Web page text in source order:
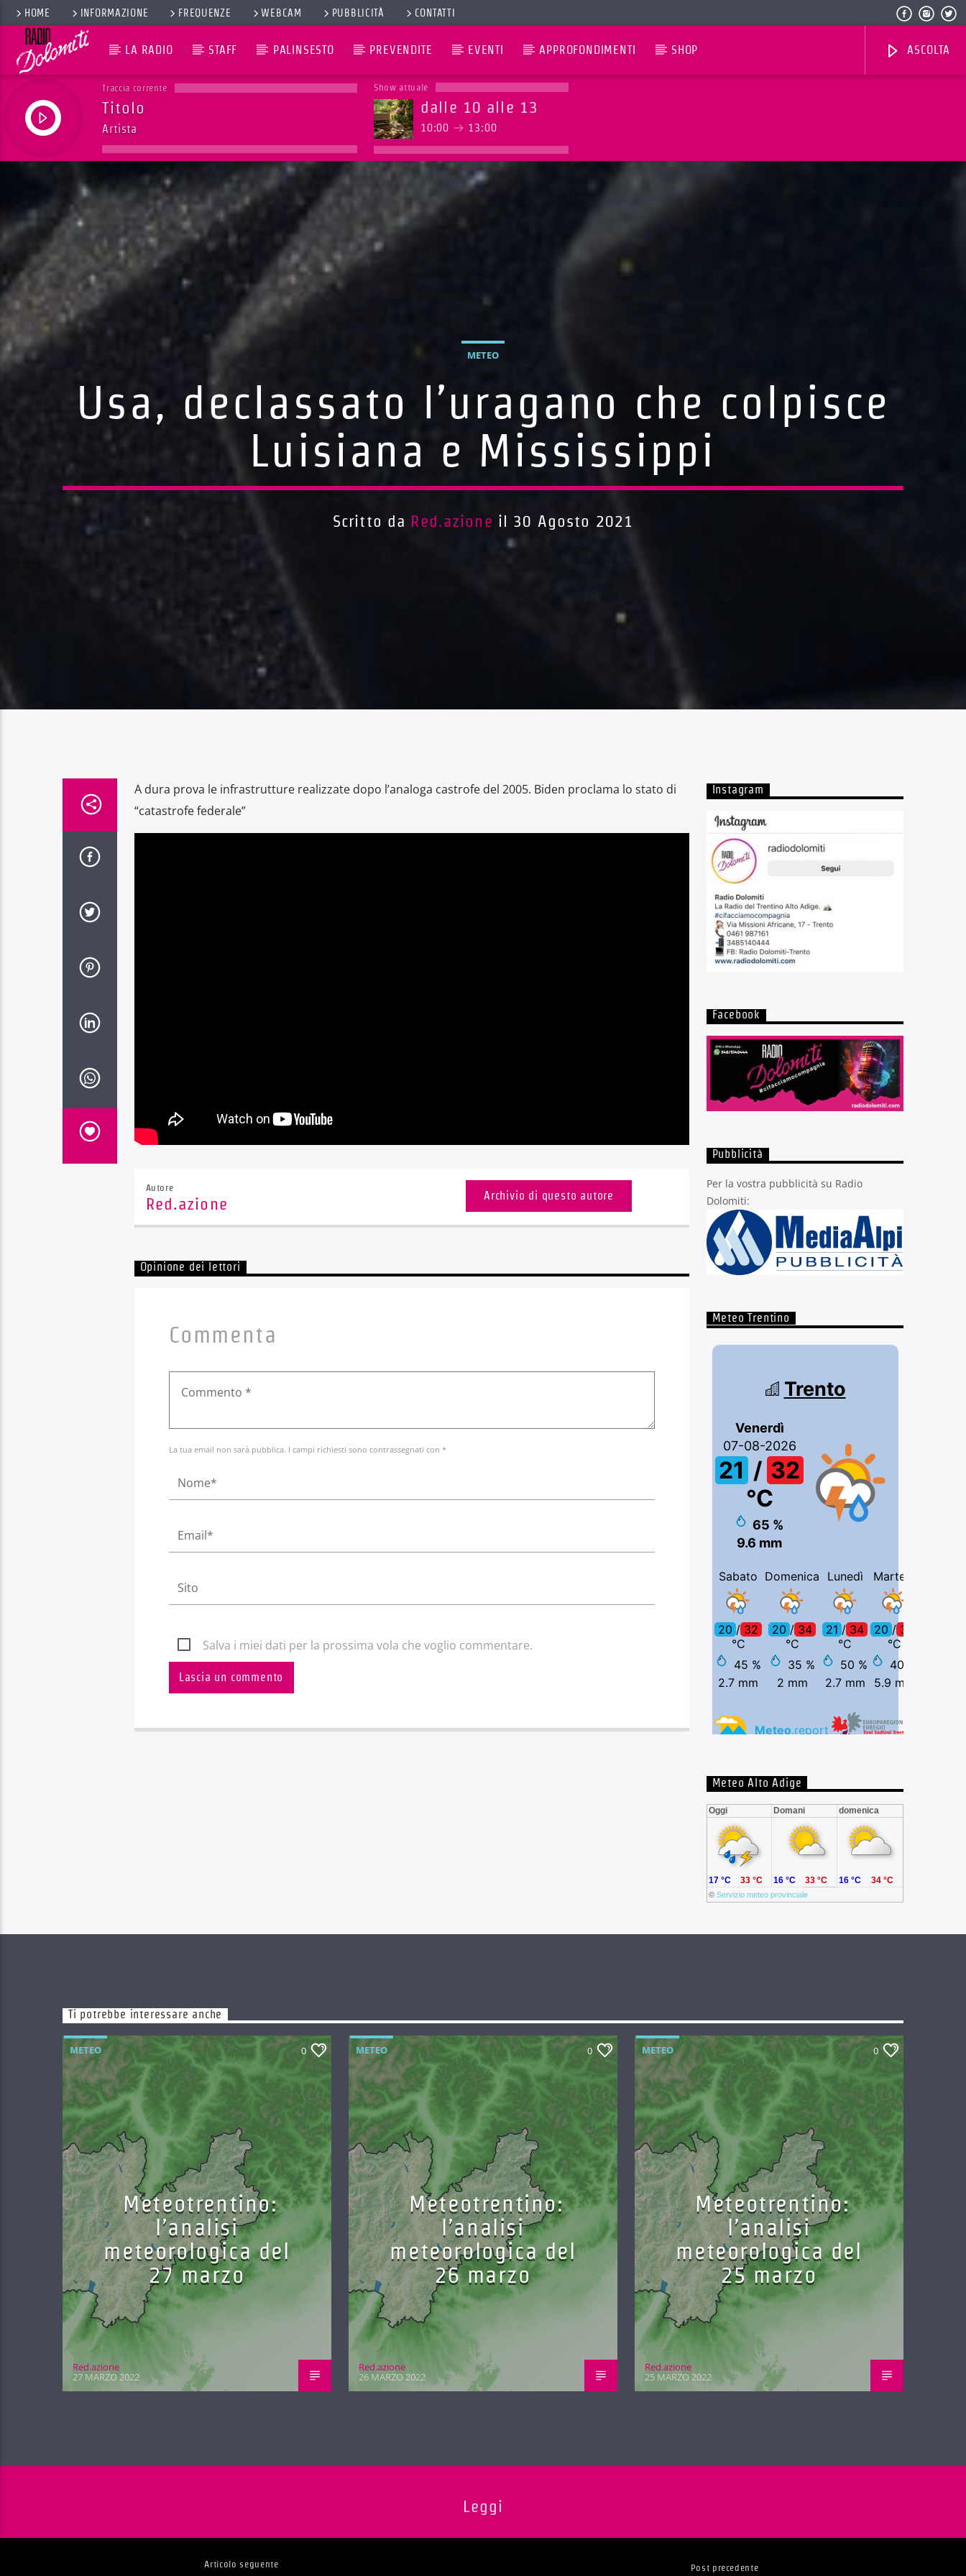
HOME INFORMAZIONE FREQUENZE WEBCAM PUBBLICITÀ CONTATTI
LA RADIO STAFF PALINSESTO PREVENDITE EVENTI APPROFONDIMENTI SHOP ASCOLTA
Traccia corrente
Titolo
Artista
Show attuale
dalle 10 alle 13
10:00 13:00
METEO
Usa, declassato l’uragano che colpisce
Luisiana e Mississippi
Scritto da Red.azione il 30 Agosto 2021
A dura prova le infrastrutture realizzate dopo l’analoga castrofe del 2005. Biden proclama lo stato di
“catastrofe federale”
Autore
Red.azione
Archivio di questo autore
Opinione dei lettori
Commenta
La tua email non sarà pubblica. I campi richiesti sono contrassegnati con *
Salva i miei dati per la prossima vola che voglio commentare.
Instagram
Facebook
Pubblicità
Per la vostra pubblicità su Radio
Dolomiti:
Meteo Trentino
Meteo Alto Adige
Oggi Domani domenica
© Servizio meteo provinciale
17 °C 33 °C 16 °C 33 °C 16 °C 34 °C
Ti potrebbe interessare anche
METEO 0
Meteotrentino:
l’analisi
meteorologica del
27 marzo
Red.azione
27 MARZO 2022
METEO 0
Meteotrentino:
l’analisi
meteorologica del
26 marzo
Red.azione
26 MARZO 2022
METEO 0
Meteotrentino:
l’analisi
meteorologica del
25 marzo
Red.azione
25 MARZO 2022
Leggi
Articolo seguente Post precedente